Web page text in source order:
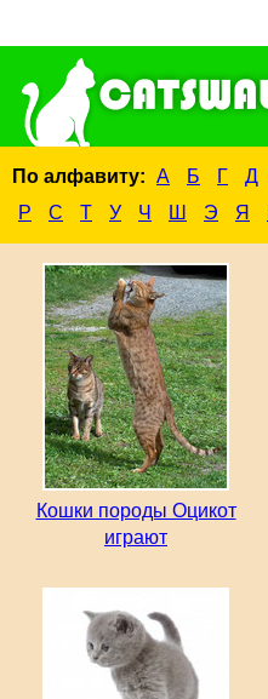
По алфавиту: А Б Г Д
Р
С Т У Ч Ш Э Я
Кошки породы Оцикот
играют